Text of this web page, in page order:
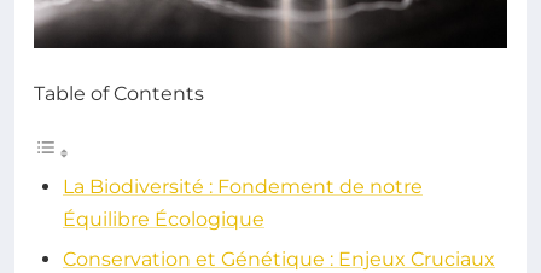
Table of Contents
La Biodiversité : Fondement de notre
Équilibre Écologique
Conservation et Génétique : Enjeux Cruciaux